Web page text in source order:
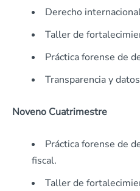
Derecho
Taller de
Práctica forense de
Transparencia y
Noveno Cuatrimestre
Práctica forense de
fiscal.
Taller de